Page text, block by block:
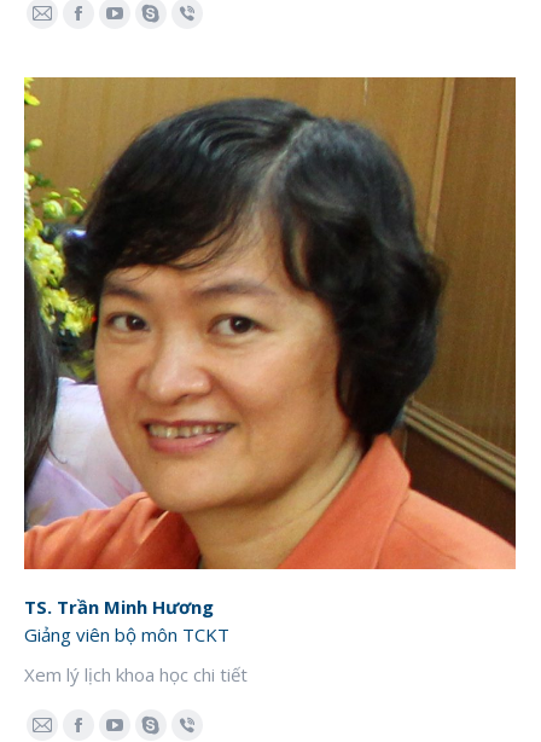
E-
Facebook
YouTube
SkypeViber
TS. Trần Minh Hương
Giảng viên bộ môn TCKT
Xem lý lịch khoa học chi tiết